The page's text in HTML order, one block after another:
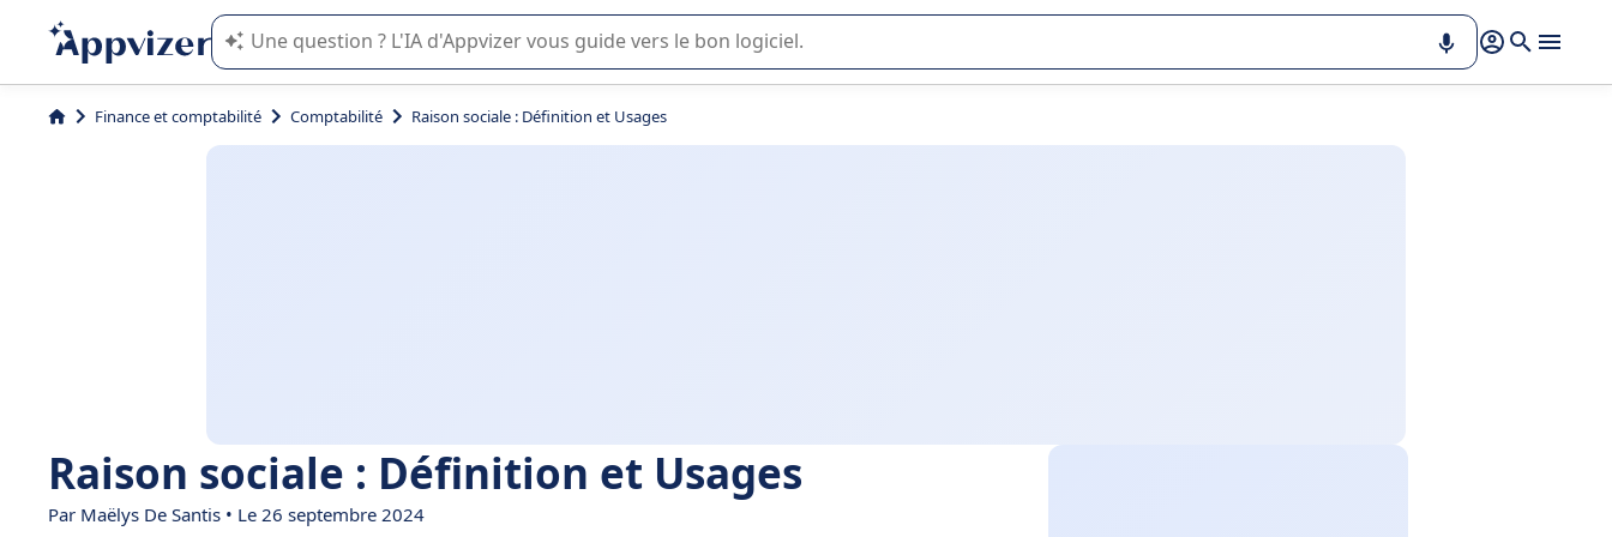
L'IA de Appvizer vous guide dans l'utilisation ou la sélection de logiciel SaaS en entreprise.
Finance et comptabilité Comptabilité Raison sociale : Définition et Usages
Raison sociale : Définition et Usages
Par Maëlys De Santis • Le 26 septembre 2024